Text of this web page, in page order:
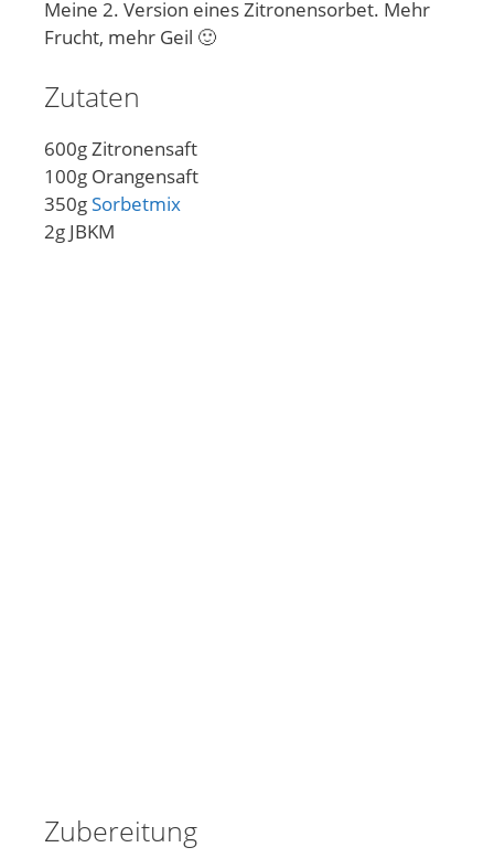
Meine 2. Version eines Zitronensorbet. Mehr
Frucht, mehr Geil 🙂
Zutaten
600g Zitronensaft
100g Orangensaft
350gSorbetmix
2g JBKM
Zubereitung